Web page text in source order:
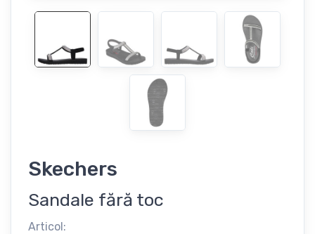
Skechers
Sandale fără toc
Articol: